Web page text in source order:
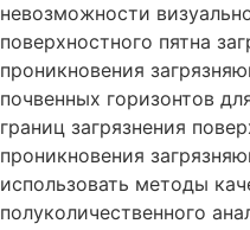
невозможности
поверхностного пятна
проникновения
почвенных горизонтов
границ загрязнения
проникновения
использовать методы
полуколичественного